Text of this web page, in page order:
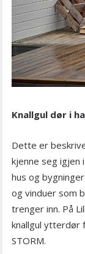
Knallgul dør i
Dette er
kjenne seg igjen
hus og
og vinduer som
trenger inn. På
knallgul ytterdør
STORM.